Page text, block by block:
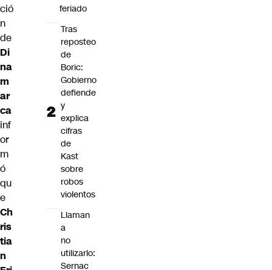
ció
n
de
Di
na
m
ar
ca
inf
or
m
ó
qu
e
Ch
ris
tia
n
feriado
Tras
reposteo
de
Boric:
Gobierno
defiende
y
explica
cifras
de
Kast
sobre
robos
violentos
Llaman
a
no
utilizarlo:
Sernac